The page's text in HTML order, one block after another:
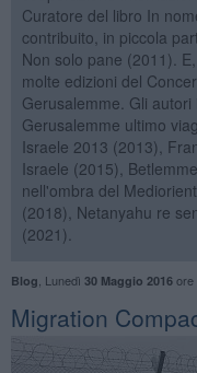
Curatore del libro In
contribuito, in piccola
Non solo pane (2011).
molte edizioni del
Gerusalemme. Gli
Gerusalemme ultimo
Israele 2013 (2013),
Israele (2015),
nell'ombra del
(2018), Netanyahu re
(2021).
Blog Lunedì 30 Maggio 2016ore
Migration